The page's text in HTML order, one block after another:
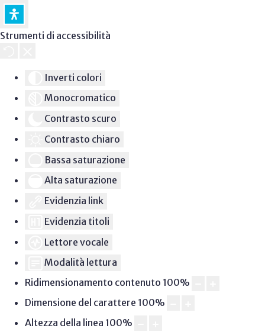
Strumenti di accessibilità
Inverti colori
Monocromatico
Contrasto scuro
Contrasto chiaro
Bassa saturazione
Alta saturazione
Evidenzia link
Evidenzia titoli
Lettore vocale
Modalità lettura
Ridimensionamento contenuto 100%
Dimensione del carattere 100%
Altezza della linea 100%